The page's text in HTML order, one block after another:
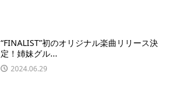
“FINALIST”初のオリジナル楽曲リリース決
定！姉妹グル...
2024.06.29